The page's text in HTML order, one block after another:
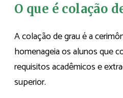
O que é colação
A colação de grau é a
homenageia os alunos que
requisitos acadêmicos e
superior.